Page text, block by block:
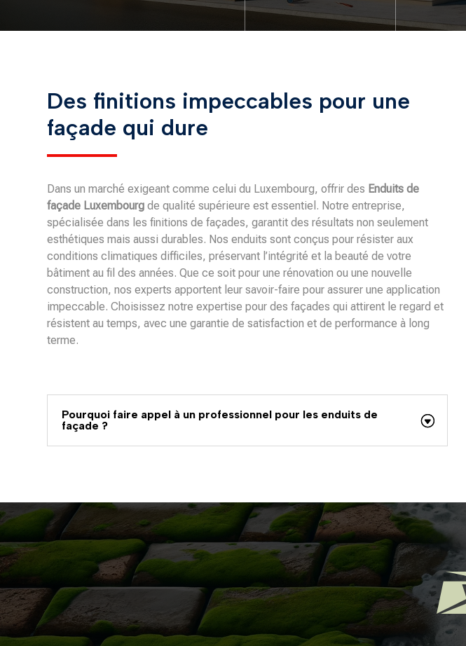
Des finitions impeccables pour une
façade qui dure
Dans un marché exigeant comme celui du Luxembourg, offrir des Enduits de
façade Luxembourg de qualité supérieure est essentiel. Notre entreprise,
spécialisée dans les finitions de façades, garantit des résultats non seulement
esthétiques mais aussi durables. Nos enduits sont conçus pour résister aux
conditions climatiques difficiles, préservant l’intégrité et la beauté de votre
bâtiment au fil des années. Que ce soit pour une rénovation ou une nouvelle
construction, nos experts apportent leur savoir-faire pour assurer une application
impeccable. Choisissez notre expertise pour des façades qui attirent le regard et
résistent au temps, avec une garantie de satisfaction et de performance à long
terme.
Pourquoi faire appel à un professionnel pour les enduits de
façade ?